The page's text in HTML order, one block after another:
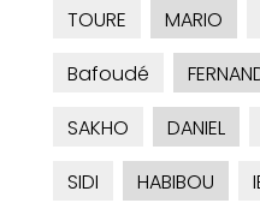
TOURE
MARIO
Bafoudé
SAKHO
DANIEL
SIDI
HABIBOU